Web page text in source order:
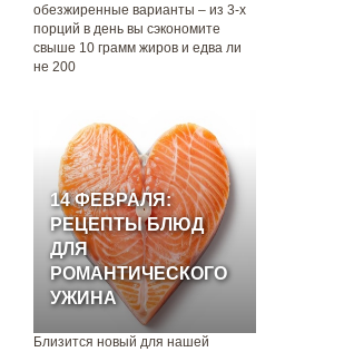
обезжиренные варианты – из 3-х
порций в день вы сэкономите
свыше 10 грамм жиров и едва ли
не 200
14 ФЕВРАЛЯ:
РЕЦЕПТЫ БЛЮД
ДЛЯ
РОМАНТИЧЕСКОГО
УЖИНА
Близится новый для нашей